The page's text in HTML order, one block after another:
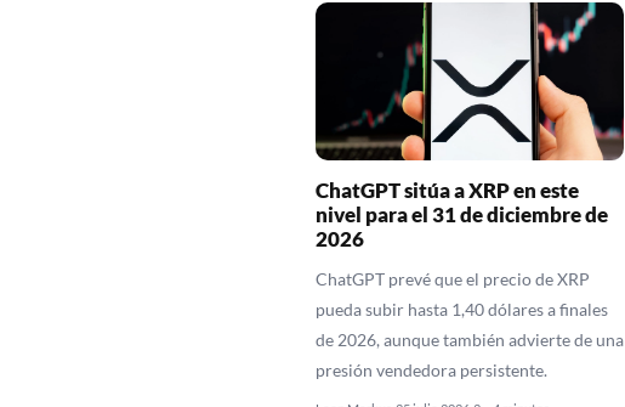
ChatGPT sitúa a XRP en este
nivel para el 31 de diciembre de
2026
ChatGPT prevé que el precio de XRP
pueda subir hasta 1,40 dólares a finales
de 2026, aunque también advierte de una
presión vendedora persistente.